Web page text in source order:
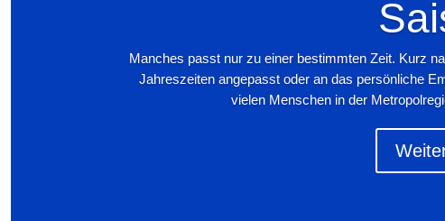
Manches passt nur zu einer bestimmten Zeit. Kurz
Jahreszeiten angepasst oder an das persönliche
vielen Menschen in der